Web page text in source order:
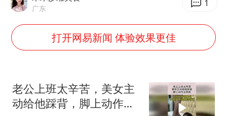
酒店回应车内过夜被收150元
黄金牛市回来了吗
商场现钱学森巨幅海报 负责人回应
36岁男演员成景区NPC后人气爆棚
广东 1
打开网易新闻 体验效果更佳
老公上班太辛苦，美女主
动给他踩背，脚上动作太